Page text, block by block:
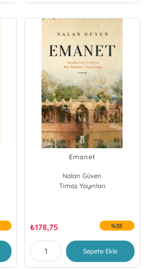
Emanet
Nalan Güven
Timaş Yayınları
₺178,75 %35
Sepete Ekle